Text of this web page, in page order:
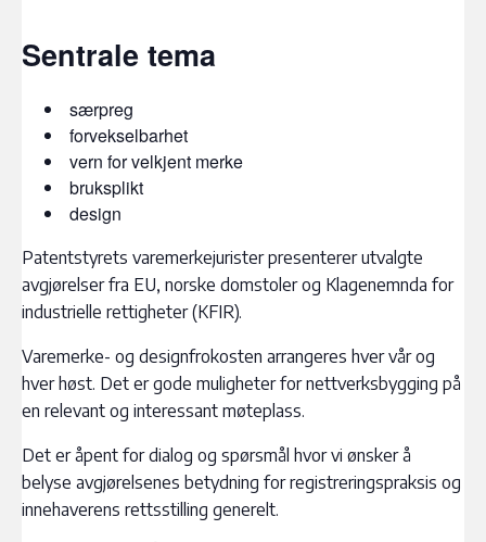
Sentrale tema
særpreg
forvekselbarhet
vern for velkjent merke
bruksplikt
design
Patentstyrets varemerkejurister presenterer utvalgte
avgjørelser fra EU, norske domstoler og Klagenemnda for
industrielle rettigheter (KFIR).
Varemerke- og designfrokosten arrangeres hver vår og
hver høst. Det er gode muligheter for nettverksbygging på
en relevant og interessant møteplass.
Det er åpent for dialog og spørsmål hvor vi ønsker å
belyse avgjørelsenes betydning for registreringspraksis og
innehaverens rettsstilling generelt.